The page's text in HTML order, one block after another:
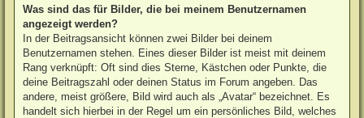
Was sind das für Bilder, die bei meinem Benutzernamen
angezeigt werden?
In der Beitragsansicht können zwei Bilder bei deinem
Benutzernamen stehen. Eines dieser Bilder ist meist mit deinem
Rang verknüpft: Oft sind dies Sterne, Kästchen oder Punkte, die
deine Beitragszahl oder deinen Status im Forum angeben. Das
andere, meist größere, Bild wird auch als „Avatar“ bezeichnet. Es
handelt sich hierbei in der Regel um ein persönliches Bild, welches